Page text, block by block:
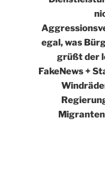
egal, was
grüßt der
FakeNews +